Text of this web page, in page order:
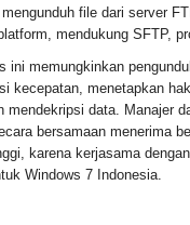
file dari server
mendukung SFTP,
ini memungkinkan
kecepatan, menetapkan
mendekripsi data. Manajer
bersamaan menerima
karena kerjasama
Windows 7 Indonesia.